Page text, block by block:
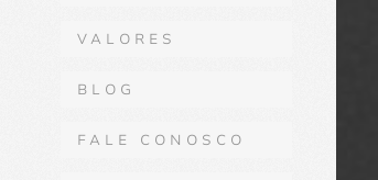
VALORES
BLOG
FALE CONOSCO